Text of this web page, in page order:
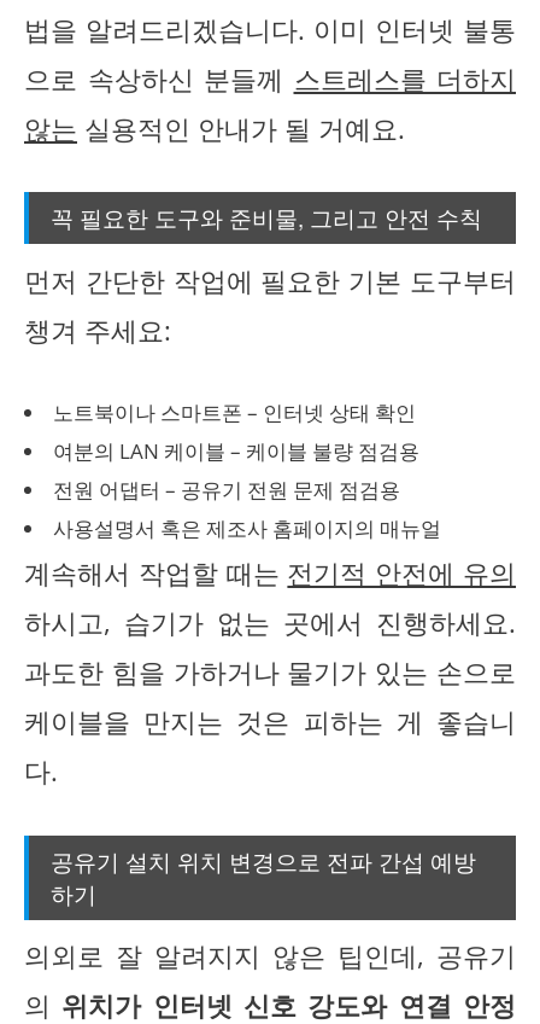
법을 알려드리겠습니다. 이미 인터넷 불통
으로 속상하신 분들께 스트레스를 더하지
않는 실용적인 안내가 될 거예요.
꼭 필요한 도구와 준비물, 그리고 안전 수칙
먼저 간단한 작업에 필요한 기본 도구부터
챙겨 주세요:
노트북이나 스마트폰 – 인터넷 상태 확인
여분의 LAN 케이블 – 케이블 불량 점검용
전원 어댑터 – 공유기 전원 문제 점검용
사용설명서 혹은 제조사 홈페이지의 매뉴얼
계속해서 작업할 때는 전기적 안전에 유의
하시고, 습기가 없는 곳에서 진행하세요.
과도한 힘을 가하거나 물기가 있는 손으로
케이블을 만지는 것은 피하는 게 좋습니
다.
공유기 설치 위치 변경으로 전파 간섭 예방
하기
의외로 잘 알려지지 않은 팁인데, 공유기
의 위치가 인터넷 신호 강도와 연결 안정